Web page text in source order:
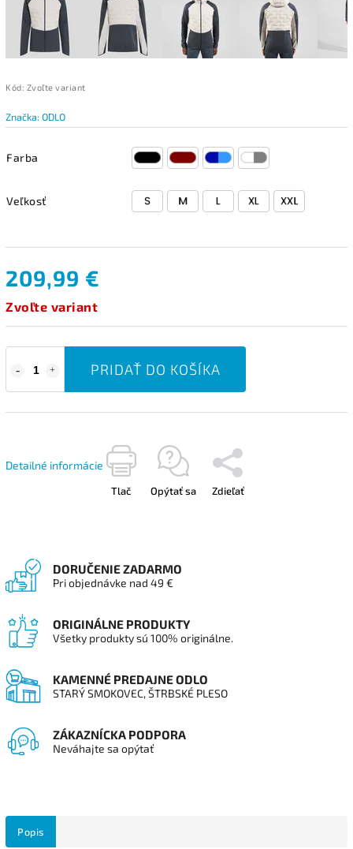
Kód: Zvoľte variant
Značka: ODLO
Farba
Veľkosť
209,99 €
Zvoľte variant
PRIDAŤ DO KOŠÍKA
Detailné informácie
Tlač Opýtať sa Zdieľať
DORUČENIE ZADARMO
Pri objednávke nad 49 €
ORIGINÁLNE PRODUKTY
Všetky produkty sú 100% originálne.
KAMENNÉ PREDAJNE ODLO
STARÝ SMOKOVEC, ŠTRBSKÉ PLESO
ZÁKAZNÍCKA PODPORA
Neváhajte sa opýtať
Popis